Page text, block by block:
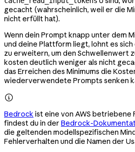
gecacht (wahrscheinlich, weil er die
nicht erfüllt hat).
Wenn dein Prompt knapp unter dem
und deine Plattform liegt, lohnt es
zu erweitern, um den Schwellenwert
kosten deutlich weniger als nicht
das Erreichen des Minimums die
wiederverwendete Prompts senken

Bedrock ist eine von AWS
findest du in der Bedrock-
die geltenden modellspezifischen
Fehlerverhalten und die Namen der